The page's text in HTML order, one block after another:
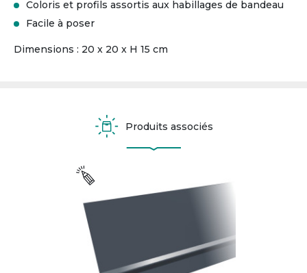
Coloris et profils assortis aux habillages de bandeau
Facile à poser
Dimensions : 20 x 20 x H 15 cm
Produits associés